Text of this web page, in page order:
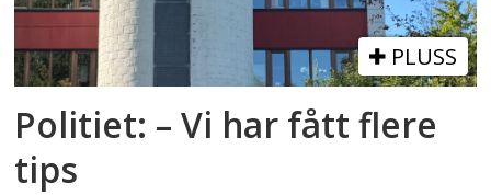
PLUSS
Politiet: – Vi har fått flere
tips